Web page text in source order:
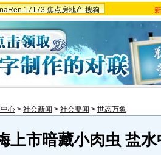
17173 焦点房地产 搜狗
心 > 社会新闻 > 社会要闻 > 世态万象
上市暗藏小肉虫 盐